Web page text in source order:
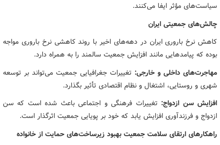
سیاست‌های مؤثر ایفا می‌کنند.
چالش‌های جمعیتی ایران
کاهش نرخ باروری ایران در دهه‌های اخیر با روند کاهشی نرخ باروری مواجه
بوده که پیامدهایی مانند افزایش جمعیت سالمند را به همراه دارد.
مهاجرت‌های داخلی و خارجی: تغییرات جغرافیایی جمعیت می‌تواند بر توسعه
شهری و روستایی، اشتغال و نظام اقتصادی تأثیر بگذارد.
افزایش سن ازدواج: تغییرات فرهنگی و اجتماعی باعث شده است که سن
ازدواج و فرزندآوری افزایش یابد که خود بر پویایی جمعیت اثرگذار است.
راهکارهای ارتقای سلامت جمعیت بهبود زیرساخت‌های حمایت از خانواده